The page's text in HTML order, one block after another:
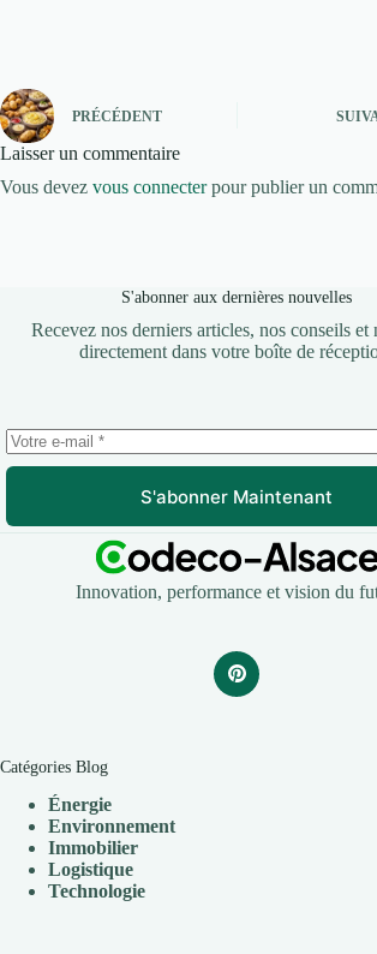
PRÉCÉDENT
Laisser un commentaire
Vous devez vous connecterpour publier un
S'abonner aux dernières nouvelles
Recevez nos derniers articles, nos conseils et
directement dans votre boîte de
S'abonner Maintenant
Innovation, performance et vision du
Catégories Blog
Énergie
Environnement
Immobilier
Logistique
Technologie